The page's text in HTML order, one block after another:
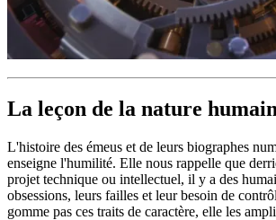
La leçon de la nature
L'histoire des émeus et de leurs biographes
enseigne l'humilité. Elle nous rappelle que
projet technique ou intellectuel, il y a des
obsessions, leurs failles et leur besoin de
gomme pas ces traits de caractère, elle les